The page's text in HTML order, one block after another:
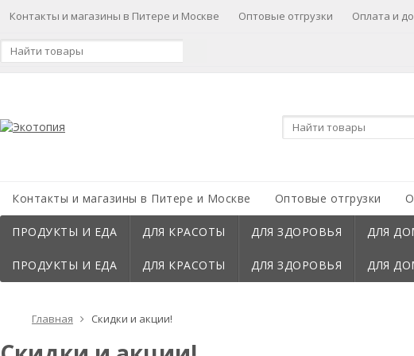
Контакты и магазины в Питере и Москве Оптовые отгрузки Оплата и
Контакты и магазины в Питере и Москве Оптовые отгрузки
ПРОДУКТЫ И ЕДА ДЛЯ КРАСОТЫ ДЛЯ ЗДОРОВЬЯ ДЛЯ
ПРОДУКТЫ И ЕДА ДЛЯ КРАСОТЫ ДЛЯ ЗДОРОВЬЯ ДЛЯ
Главная Скидки и акции!